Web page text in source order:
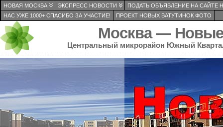
НОВАЯ МОСКВА ЭКСПРЕСС НОВОСТИ
ПОДАТЬ ОБЪЯВЛЕНИЕ НА САЙТЕ
НАС УЖЕ 1000+ СПАСИБО ЗА УЧАСТИЕ!
ПРОЕКТ НОВЫХ ВАТУТИНОК ФОТО
Москва — Новые
Центральный микрорайон Южный